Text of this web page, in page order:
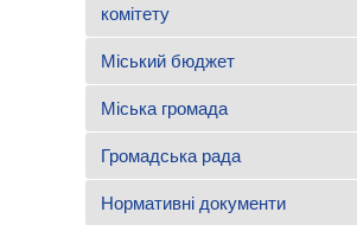
комітету
Міський бюджет
Міська громада
Громадська рада
Нормативні документи